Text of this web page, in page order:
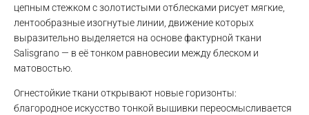
цепным стежком с золотистыми отблесками рисует мягкие,
лентообразные изогнутые линии, движение которых
выразительно выделяется на основе фактурной ткани
Salisgrano — в её тонком равновесии между блеском и
матовостью.
Огнестойкие ткани открывают новые горизонты:
благородное искусство тонкой вышивки переосмысливается